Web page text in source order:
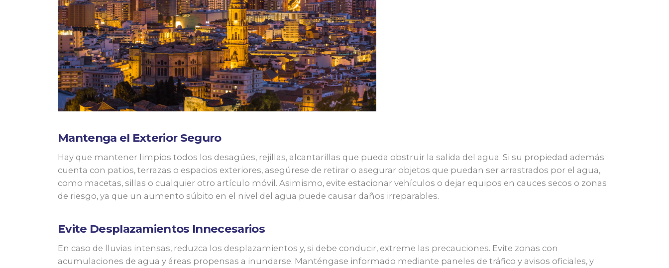
Mantenga el Exterior Seguro
Hay que mantener limpios todos los desagües, rejillas, alcantarillas que pueda obstruir la salida del agua. Si su propiedad además
cuenta con patios, terrazas o espacios exteriores, asegúrese de retirar o asegurar objetos que puedan ser arrastrados por el agua,
como macetas, sillas o cualquier otro artículo móvil. Asimismo, evite estacionar vehículos o dejar equipos en cauces secos o zonas
de riesgo, ya que un aumento súbito en el nivel del agua puede causar daños irreparables.
Evite Desplazamientos Innecesarios
En caso de lluvias intensas, reduzca los desplazamientos y, si debe conducir, extreme las precauciones. Evite zonas con
acumulaciones de agua y áreas propensas a inundarse. Manténgase informado mediante paneles de tráfico y avisos oficiales, y